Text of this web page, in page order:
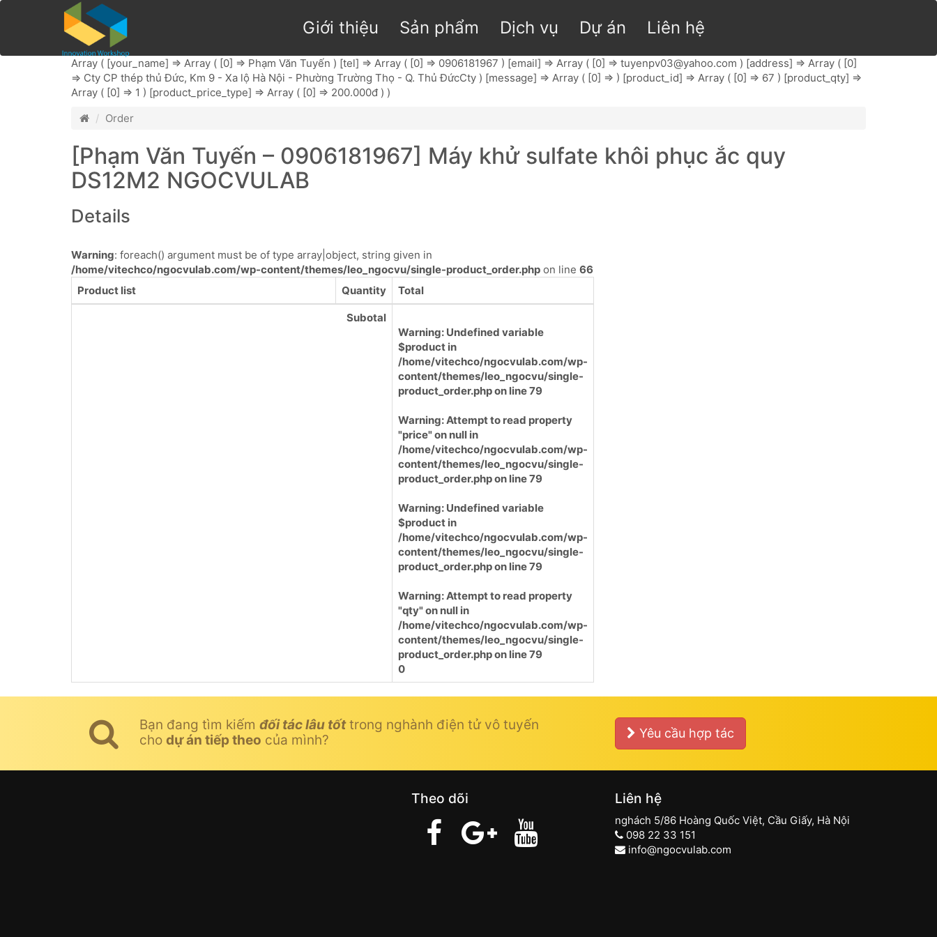
Giới thiệu Sản phẩm Dịch vụ Dự án Liên hệ
Array ( [your_name] => Array ( [0] => Phạm Văn Tuyến ) [tel] => Array ( [0] => 0906181967 ) [email] => Array ( [0] => tuyenpv03@yahoo.com ) [address] => Array ( [0]
=> Cty CP thép thủ Đức, Km 9 - Xa lộ Hà Nội - Phường Trường Thọ - Q. Thủ ĐứcCty ) [message] => Array ( [0] => ) [product_id] => Array ( [0] => 67 ) [product_qty] =>
Array ( [0] => 1 ) [product_price_type] => Array ( [0] => 200.000đ ) )
Order
[Phạm Văn Tuyến – 0906181967] Máy khử sulfate khôi phục ắc quy
DS12M2 NGOCVULAB
Details
Warning: foreach() argument must be of type array|object, string given in
/home/vitechco/ngocvulab.com/wp-content/themes/leo_ngocvu/single-product_order.php on line 66
Product list
Quantity Total
Subotal
Warning: Undefined variable
$product in
/home/vitechco/ngocvulab.com/wp-
content/themes/leo_ngocvu/single-
product_order.phpon line79
Warning: Attempt to read property
"price" on null in
/home/vitechco/ngocvulab.com/wp-
content/themes/leo_ngocvu/single-
product_order.phpon line79
Warning: Undefined variable
$product in
/home/vitechco/ngocvulab.com/wp-
content/themes/leo_ngocvu/single-
product_order.phpon line79
Warning: Attempt to read property
"qty" on null in
/home/vitechco/ngocvulab.com/wp-
content/themes/leo_ngocvu/single-
product_order.phpon line79
0
Bạn đang tìm kiếm đối tác lâu tốttrong nghành điện tử vô tuyến
cho dự án tiếp theo của mình? Yêu cầu hợp tác
Theo dõi Liên hệ
nghách 5/86 Hoàng Quốc Việt, Cầu Giấy, Hà Nội
098 22 33 151
info@ngocvulab.com